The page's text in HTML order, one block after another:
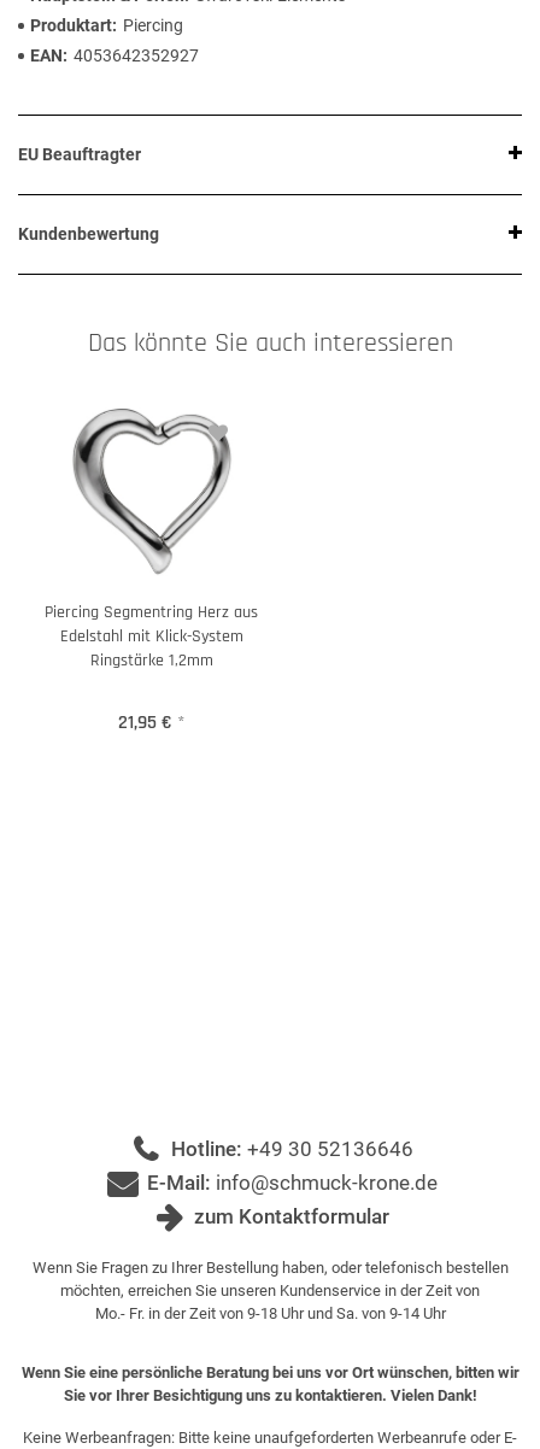
Produktart
Piercing
EAN
4053642352927
EU Beauftragter
Kundenbewertung
Das könnte Sie auch interessieren
Piercing Segmentring Herz aus
Edelstahl mit Klick-System
Ringstärke 1,2mm
21,95 € *
Hotline: +49 30 52136646
E-Mail: info@schmuck-krone.de
zum Kontaktformular
Wenn Sie Fragen zu Ihrer Bestellung haben, oder telefonisch bestellen
möchten, erreichen Sie unseren Kundenservice in der Zeit von
Mo.- Fr. in der Zeit von 9-18 Uhr und Sa. von 9-14 Uhr
Wenn Sie eine persönliche Beratung bei uns vor Ort wünschen, bitten wir
Sie vor Ihrer Besichtigung uns zu kontaktieren. Vielen Dank!
Keine Werbeanfragen: Bitte keine unaufgeforderten Werbeanrufe oder E-